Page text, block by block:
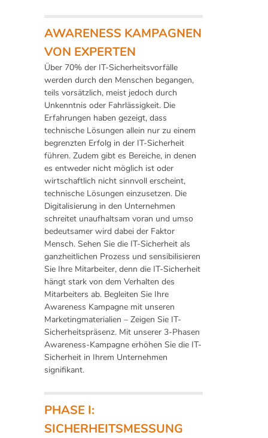
AWARENESS KAMPAGNEN
VON EXPERTEN
Über 70% der IT-Sicherheitsvorfälle
werden durch den Menschen begangen,
teils vorsätzlich, meist jedoch durch
Unkenntnis oder Fahrlässigkeit. Die
Erfahrungen haben gezeigt, dass
technische Lösungen allein nur zu einem
begrenzten Erfolg in der IT-Sicherheit
führen. Zudem gibt es Bereiche, in denen
es entweder nicht möglich ist oder
wirtschaftlich nicht sinnvoll erscheint,
technische Lösungen einzusetzen. Die
Digitalisierung in den Unternehmen
schreitet unaufhaltsam voran und umso
bedeutsamer wird dabei der Faktor
Mensch. Sehen Sie die IT-Sicherheit als
ganzheitlichen Prozess und sensibilisieren
Sie Ihre Mitarbeiter, denn die IT-Sicherheit
hängt stark von dem Verhalten des
Mitarbeiters ab. Begleiten Sie Ihre
Awareness Kampagne mit unseren
Marketingmaterialien – Zeigen Sie IT-
Sicherheitspräsenz. Mit unserer 3-Phasen
Awareness-Kampagne erhöhen Sie die IT-
Sicherheit in Ihrem Unternehmen
signifikant.
PHASE I:
SICHERHEITSMESSUNG